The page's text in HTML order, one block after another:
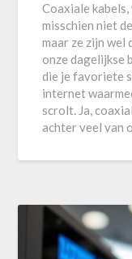
Coaxiale
misschien niet
maar ze zijn wel
onze dagelijkse
die je favoriete
internet
scrolt. Ja,
achter veel van